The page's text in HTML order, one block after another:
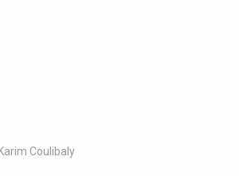
Coulibaly